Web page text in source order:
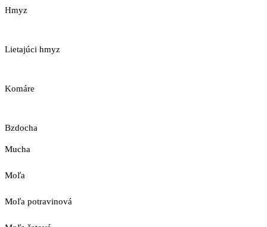
Hmyz
Lietajúci hmyz
Komáre
Bzdocha
Mucha
Moľa
Moľa potravinová